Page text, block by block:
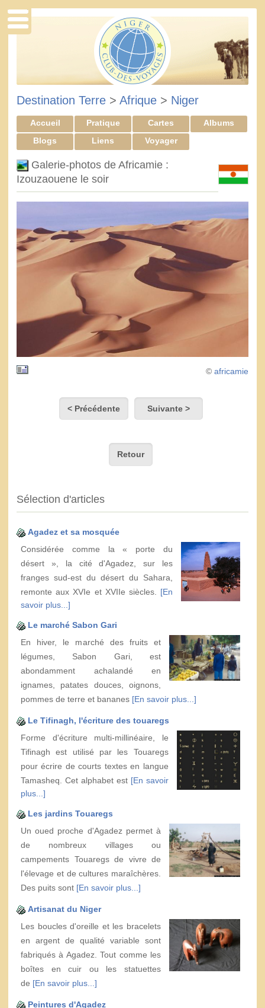
Destination Terre > Afrique > Niger
Accueil Pratique Cartes
Albums
Blogs
Liens Voyager
Galerie-photos de Africamie :
Izouzaouene le soir
© africamie
< Précédente Suivante >
Retour
Sélection d'articles
Agadez et sa mosquée
Considérée comme la « porte du
désert », la cité d'Agadez, sur les
franges sud-est du désert du Sahara,
remonte aux XVIe et XVIIe siècles. [En
savoir plus...]
Le marché Sabon Gari
En hiver, le marché des fruits et
légumes, Sabon Gari, est
abondamment achalandé en
ignames, patates douces, oignons,
pommes de terre et bananes [En savoir plus...]
Le Tifinagh, l'écriture des touaregs
Forme d'écriture multi-millinéaire, le
Tifinagh est utilisé par les Touaregs
pour écrire de courts textes en langue
Tamasheq. Cet alphabet est [En savoir
plus...]
Les jardins Touaregs
Un oued proche d'Agadez permet à
de nombreux villages ou
campements Touaregs de vivre de
l'élevage et de cultures maraîchères.
Des puits sont [En savoir plus...]
Artisanat du Niger
Les boucles d'oreille et les bracelets
en argent de qualité variable sont
fabriqués à Agadez. Tout comme les
boîtes en cuir ou les statuettes
de [En savoir plus...]
Peintures d'Agadez